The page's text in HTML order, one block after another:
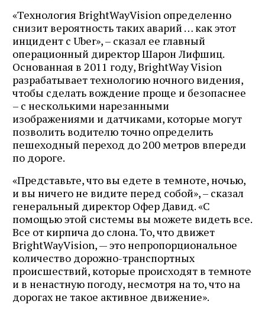
«Технология BrightWayVision определенно
снизит вероятность таких аварий … как этот
инцидент с Uber», – сказал ее главный
операционный директор Шарон Лифшиц.
Основанная в 2011 году, BrightWay Vision
разрабатывает технологию ночного видения,
чтобы сделать вождение проще и безопаснее
– с несколькими нарезанными
изображениями и датчиками, которые могут
позволить водителю точно определить
пешеходный переход до 200 метров впереди
по дороге.
«Представьте, что вы едете в темноте, ночью,
и вы ничего не видите перед собой», – сказал
генеральный директор Офер Давид. «С
помощью этой системы вы можете видеть все.
Все от кирпича до слона. То, что движет
BrightWayVision, — это непропорциональное
количество дорожно-транспортных
происшествий, которые происходят в темноте
и в ненастную погоду, несмотря на то, что на
дорогах не такое активное движение».